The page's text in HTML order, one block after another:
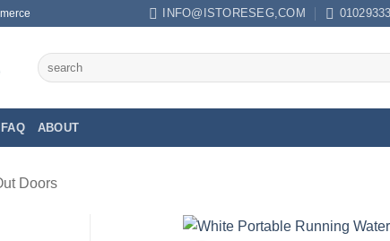
INFO@ISTORESEG,COM
Search
for:
FAQ ABOUT
Doors